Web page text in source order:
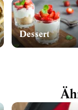
Dessert